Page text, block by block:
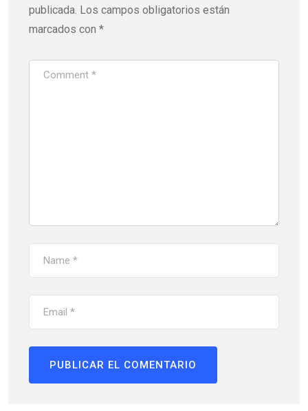
publicada. Los campos obligatorios están
marcados con *